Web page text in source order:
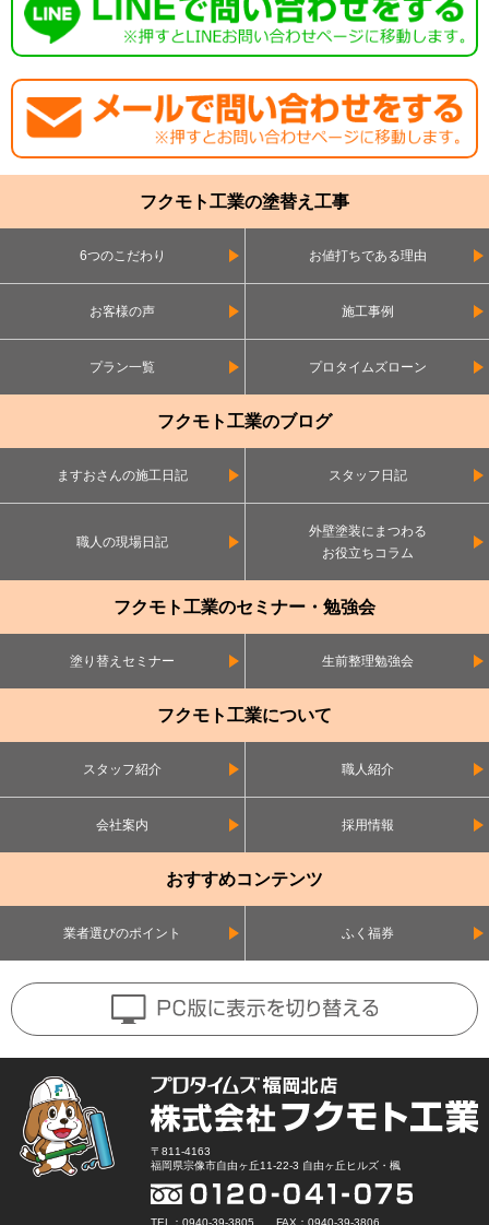
フクモト工業の塗替え工事
6つのこだわり お値打ちである理由
お客様の声 施工事例
プラン一覧 プロタイムズローン
フクモト工業のブログ
ますおさんの施工日記 スタッフ日記
職人の現場日記
外壁塗装にまつわる
お役立ちコラム
フクモト工業のセミナー・勉強会
塗り替えセミナー 生前整理勉強会
フクモト工業について
スタッフ紹介 職人紹介
会社案内 採用情報
おすすめコンテンツ
業者選びのポイント ふく福券
〒811-4163
福岡県宗像市自由ヶ丘11-22-3 自由ヶ丘ヒルズ・楓
TEL：0940-39-3805 FAX：0940-39-3806